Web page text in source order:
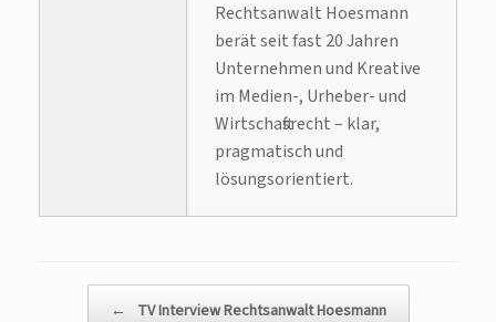
Rechtsanwalt Hoesmann
berät seit fast 20 Jahren
Unternehmen und Kreative
im Medien-, Urheber- und
Wirtschaftsrecht – klar,
pragmatisch und
lösungsorientiert.
← TV Interview Rechtsanwalt Hoesmann